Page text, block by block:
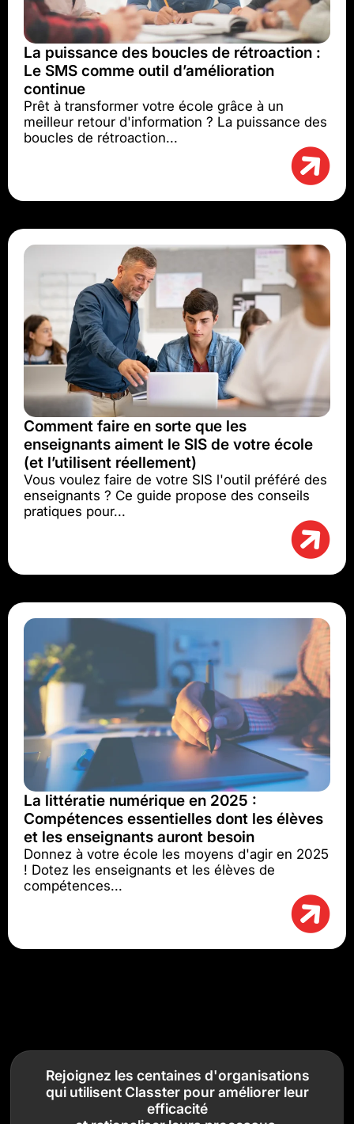
La puissance des boucles de rétroaction :
Le SMS comme outil d’amélioration
continue
Prêt à transformer votre école grâce à un
meilleur retour d'information ? La puissance des
boucles de rétroaction...
Comment faire en sorte que les
enseignants aiment le SIS de votre école
(et l’utilisent réellement)
Vous voulez faire de votre SIS l'outil préféré des
enseignants ? Ce guide propose des conseils
pratiques pour...
La littératie numérique en 2025 :
Compétences essentielles dont les élèves
et les enseignants auront besoin
Donnez à votre école les moyens d'agir en 2025
! Dotez les enseignants et les élèves de
compétences...
Rejoignez les centaines d'organisations
qui utilisent Classter pour améliorer leur
efficacité